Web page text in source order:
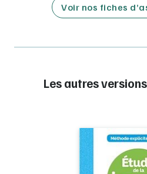
Voir nos fiches
Les autres